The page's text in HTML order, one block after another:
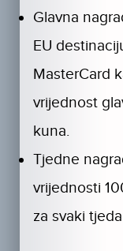
Glavna
EU
MasterCard
vrijednost
kuna.
Tjedne
vrijednosti
za svaki